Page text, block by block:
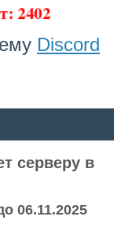
2402
Discord
серверу в
06.11.2025